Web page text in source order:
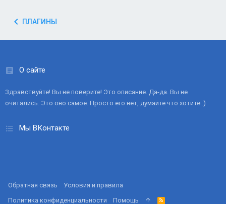
ПЛАГИНЫ
О сайте
Здравствуйте! Вы не поверите! Это описание. Да-да. Вы не
очитались. Это оно самое. Просто его нет, думайте что хотите :)
Мы ВКонтакте
Обратная связь
Условия и правила
Политика конфиденциальности
Помощь
R